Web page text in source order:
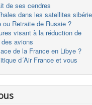
de ses cendres
dans les satellites
ou Retraite de Russie ?
visant à la réduction de
avions
de la France en Libye ?
d´Air France et vous